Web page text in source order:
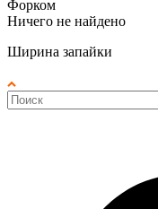
Форком
Ничего не найдено
Ширина запайки